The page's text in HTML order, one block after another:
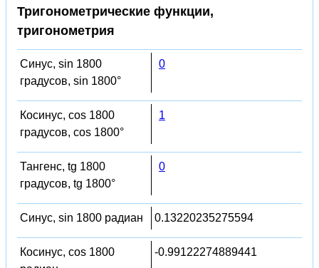
Тригонометрические функции,
тригонометрия
Синус, sin 1800
градусов, sin 1800°
0
Косинус, cos 1800
градусов, cos 1800°
1
Тангенс, tg 1800
градусов, tg 1800°
0
Синус, sin 1800 радиан 0.13220235275594
Косинус, cos 1800
-0.99122274889441